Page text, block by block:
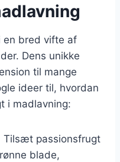
en bred vifte af
Dens unikke
til mange
ideer til, hvordan
i madlavning:
Tilsæt passionsfrugt
blade,